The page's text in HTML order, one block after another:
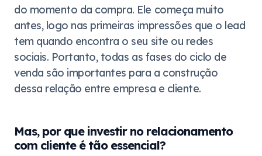
do momento da compra. Ele começa muito
antes, logo nas primeiras impressões que o lead
tem quando encontra o seu site ou redes
sociais. Portanto, todas as fases do ciclo de
venda são importantes para a construção
dessa relação entre empresa e cliente.
Mas, por que investir no relacionamento
com cliente é tão essencial?